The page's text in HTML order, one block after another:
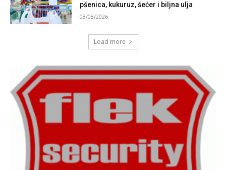
pšenica, kukuruz, šećer i biljna ulja
08/08/2026
Load more